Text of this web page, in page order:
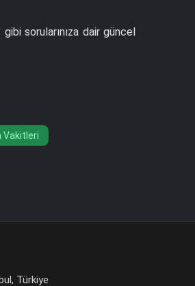
sorularınıza dair güncel
Vakitleri
Türkiye